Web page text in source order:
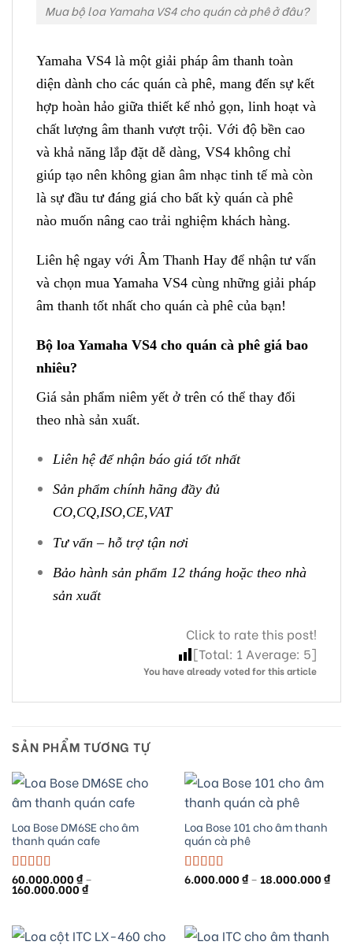
Mua bộ loa Yamaha VS4 cho quán cà phê ở đâu?
Yamaha VS4 là một giải pháp âm thanh toàn
diện dành cho các quán cà phê, mang đến sự kết
hợp hoàn hảo giữa thiết kế nhỏ gọn, linh hoạt và
chất lượng âm thanh vượt trội. Với độ bền cao
và khả năng lắp đặt dễ dàng, VS4 không chỉ
giúp tạo nên không gian âm nhạc tinh tế mà còn
là sự đầu tư đáng giá cho bất kỳ quán cà phê
nào muốn nâng cao trải nghiệm khách hàng.
Liên hệ ngay với Âm Thanh Hay để nhận tư vấn
và chọn mua Yamaha VS4 cùng những giải pháp
âm thanh tốt nhất cho quán cà phê của bạn!
Bộ loa Yamaha VS4 cho quán cà phê giá bao
nhiêu?
Giá sản phẩm niêm yết ở trên có thể thay đổi
theo nhà sản xuất.
Liên hệ để nhận báo giá tốt nhất
Sản phẩm chính hãng đầy đủ
CO,CQ,ISO,CE,VAT
Tư vấn – hỗ trợ tận nơi
Bảo hành sản phẩm 12 tháng hoặc theo nhà
sản xuất
Click to rate this post!
[Total: 1 Average: 5]
You have already voted for this article
SẢN PHẨM TƯƠNG TỰ
Loa Bose DM6SE cho âm
thanh quán cafe
Được xếp
hạng5.005
60.000.000₫ –
160.000.000₫Khoảng
giá:
đến
160.000.000 ₫
Loa Bose 101 cho âm thanh
quán cà phê
Được xếp
6.000.000₫ – 18.000.000₫
giá: